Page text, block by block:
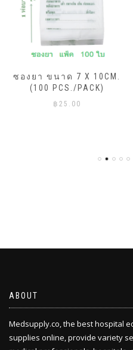
ซองยา ขนาด 7 X 10CM.
(100 PCS./PACK)
฿ 25.00
ABOUT
Medsupply.co, the best hospital
supplies online, provide variety